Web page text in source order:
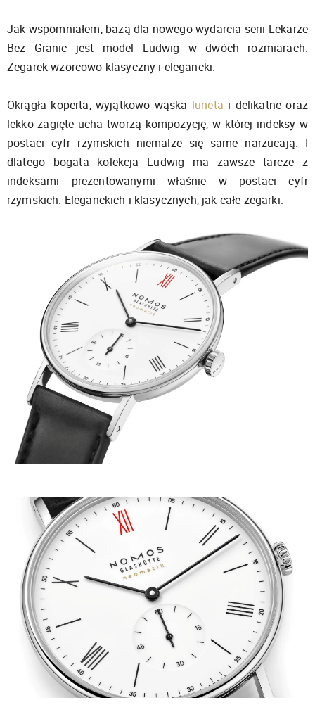
Jak wspomniałem, bazą dla nowego wydarcia serii Lekarze
Bez Granic jest model Ludwig w dwóch rozmiarach.
Zegarek wzorcowo klasyczny i elegancki.
Okrągła koperta, wyjątkowo wąska luneta i delikatne oraz
lekko zagięte ucha tworzą kompozycję, w której indeksy w
postaci cyfr rzymskich niemalże się same narzucają. I
dlatego bogata kolekcja Ludwig ma zawsze tarcze z
indeksami prezentowanymi właśnie w postaci cyfr
rzymskich. Eleganckich i klasycznych, jak całe zegarki.